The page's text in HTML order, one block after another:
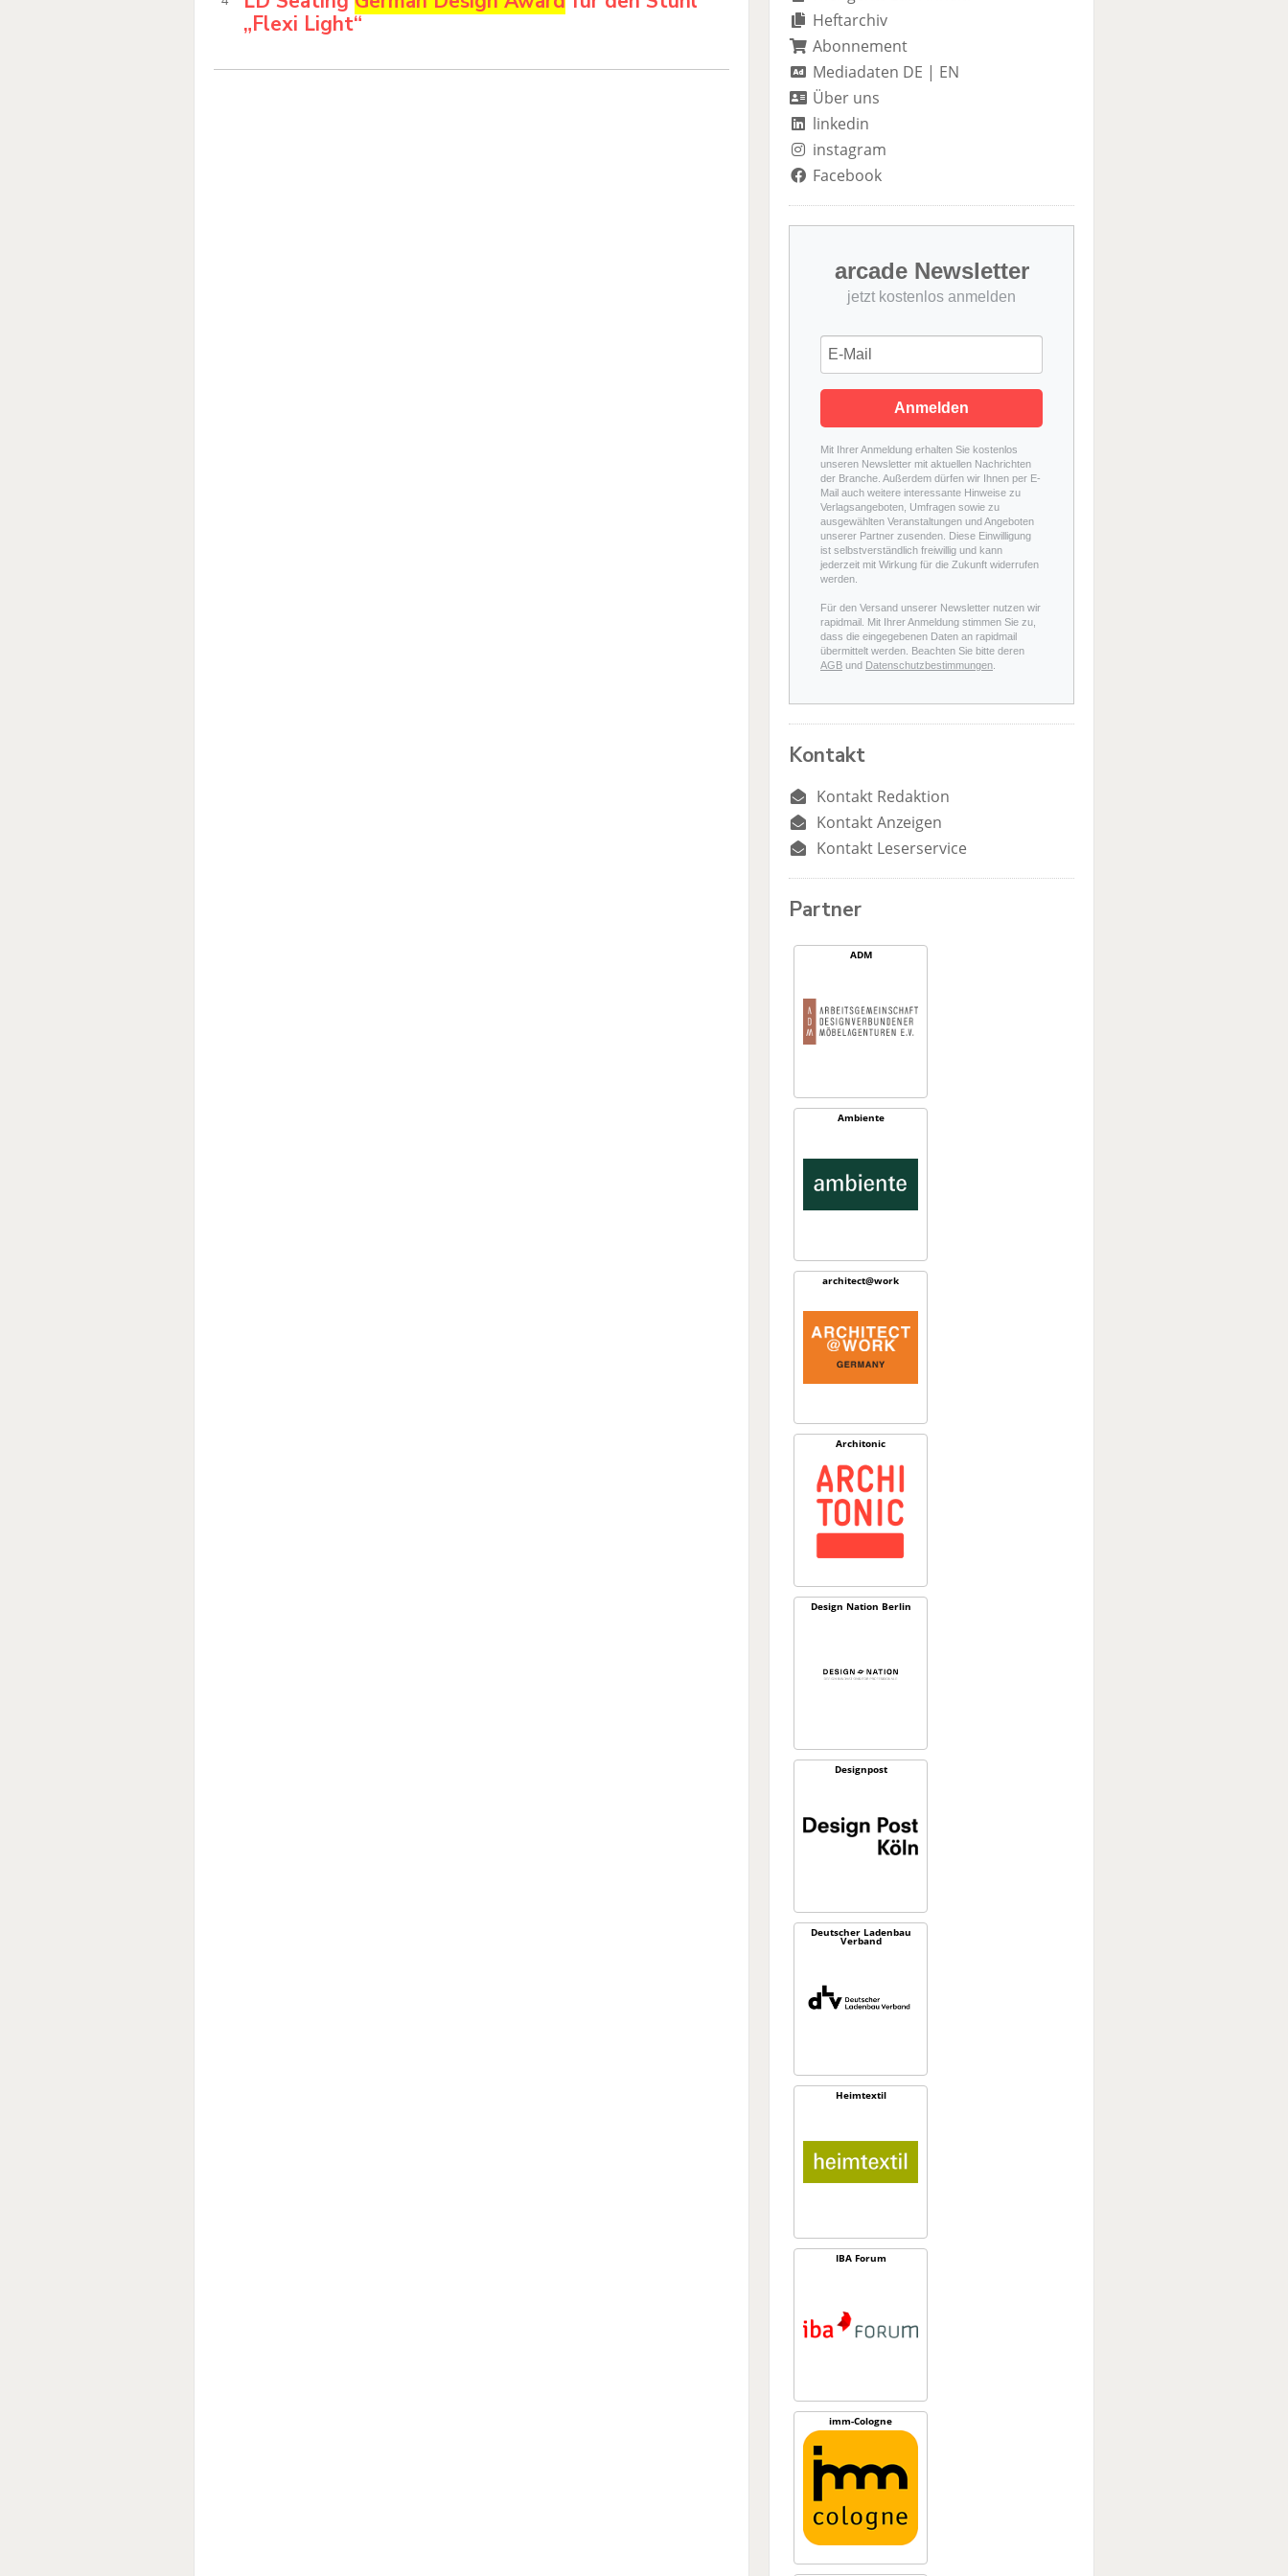
„Flexi Light“
Heftarchiv
Abonnement
Mediadaten DE | EN
Über uns
linkedin
instagram
Facebook
arcade Newsletter
jetzt kostenlos anmelden
Anmelden
Mit Ihrer Anmeldung erhalten Sie kostenlos
unseren Newsletter mit aktuellen Nachrichten
der Branche. Außerdem dürfen wir Ihnen per E-
Mail auch weitere interessante Hinweise zu
Verlagsangeboten, Umfragen sowie zu
ausgewählten Veranstaltungen und Angeboten
unserer Partner zusenden. Diese Einwilligung
ist selbstverständlich freiwillig und kann
jederzeit mit Wirkung für die Zukunft widerrufen
werden.
Für den Versand unserer Newsletter nutzen wir
rapidmail. Mit Ihrer Anmeldung stimmen Sie zu,
dass die eingegebenen Daten an rapidmail
übermittelt werden. Beachten Sie bitte deren
AGB und Datenschutzbestimmungen
Kontakt
Kontakt Redaktion
Kontakt Anzeigen
Kontakt Leserservice
Partner
ADM
Ambiente
architect@work
Architonic
Design Nation Berlin
Designpost
Deutscher Ladenbau
Verband
Heimtextil
IBA Forum
imm-Cologne